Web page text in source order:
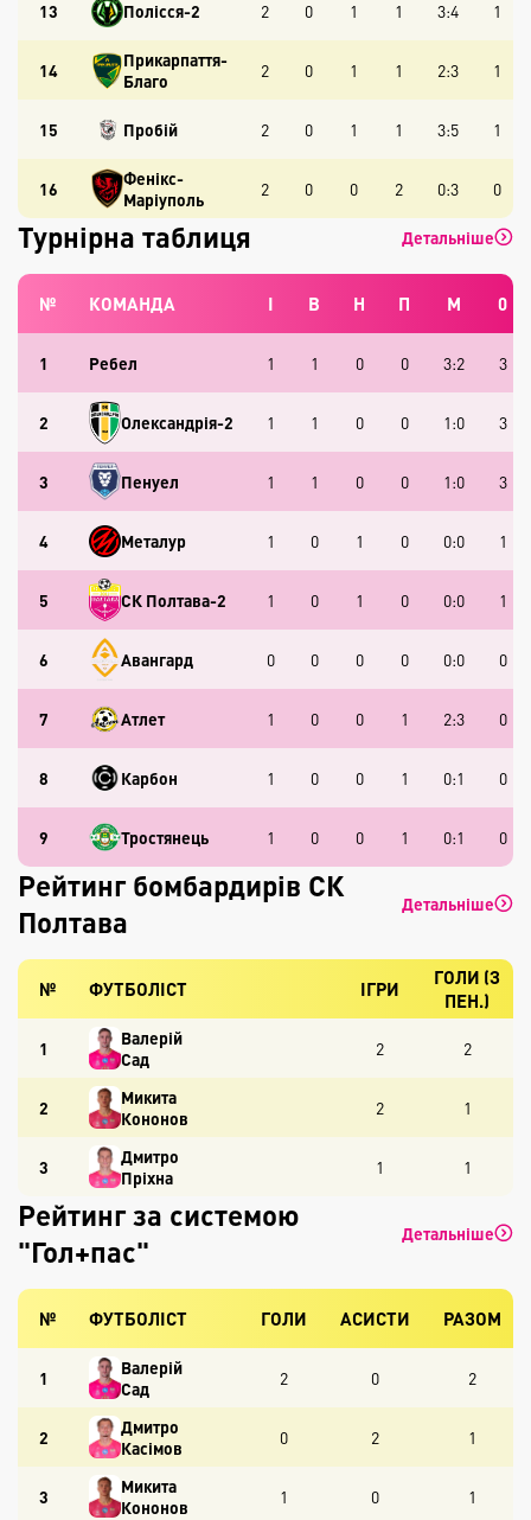
13 Полісся-2 2 0 1 1 3:4 1
14
Прикарпаття-
Благо
2 0 1 1 2:3 1
15 Пробій 2 0 1 1 3:5 1
16
Фенікс-
Маріуполь
2 0 0 2 0:3 0
Турнірна таблиця Детальніше
№ КОМАНДА І В Н П М 0
1 Ребел 1 1 0 0 3:2 3
2 Олександрія-2 1 1 0 0 1:0 3
3 Пенуел 1 1 0 0 1:0 3
4 Металур 1 0 1 0 0:0 1
5 СК Полтава-2 1 0 1 0 0:0 1
6 Авангард 0 0 0 0 0:0 0
7 Атлет 1 0 0 1 2:3 0
8 Карбон 1 0 0 1 0:1 0
9 Тростянець 1 0 0 1 0:1 0
Рейтинг бомбардирів СК
Полтава
Детальніше
№ ФУТБОЛІСТ ІГРИ
ГОЛИ (З
ПЕН.)
1
Валерій
Сад
2 2
2
Микита
Кононов
2 1
3
Дмитро
Пріхна
1 1
Рейтинг за системою
"Гол+пас"
Детальніше
№ ФУТБОЛІСТ ГОЛИ АСИСТИ РАЗОМ
1
Валерій
Сад
2 0 2
2
Дмитро
Касімов
0 2 1
3
Микита
Кононов
1 0 1